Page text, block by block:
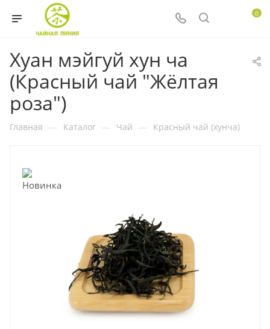
0
Хуан мэйгуй хун ча
(Красный чай "Жёлтая
роза")
Главная — Каталог — Чай — Красный чай (хунча)